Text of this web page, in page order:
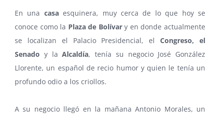
En una casa esquinera, muy cerca de lo que hoy se
conoce como la Plaza de Bolívary en donde actualmente
se localizan el Palacio Presidencial, elCongreso, el
Senado y laAlcaldía, tenía su negocio José González
Llorente, un español de recio humor y quien le tenía un
profundo odio a los criollos.
A su negocio llegó en la mañana Antonio Morales, un